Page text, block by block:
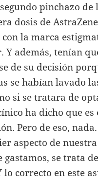
pinchazo de
dosis de
la marca
Y además, tenían
de su decisión
se habían lavado
si se tratara de
ha dicho que
Pero de eso,
aspecto de
gastamos, se trata
correcto en este